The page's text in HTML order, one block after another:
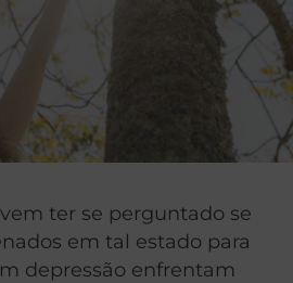
ter se perguntado se
em tal estado para
depressão enfrentam